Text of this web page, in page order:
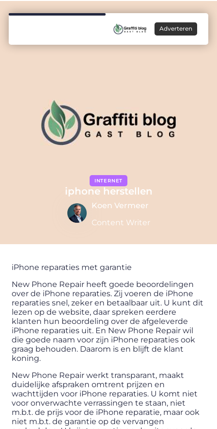
Adverteren
INTERNET
iphone herstellen
Koen Vermeer
Content Writer
iPhone reparaties met garantie
New Phone Repair heeft goede beoordelingen
over de iPhone reparaties. Zij voeren de iPhone
reparaties snel, zeker en betaalbaar uit. U kunt dit
lezen op de website, daar spreken eerdere
klanten hun beoordeling over de afgeleverde
iPhone reparaties uit. En New Phone Repair wil
die goede naam voor zijn iPhone reparaties ook
graag behouden. Daarom is en blijft de klant
koning.
New Phone Repair werkt transparant, maakt
duidelijke afspraken omtrent prijzen en
wachttijden voor iPhone reparaties. U komt niet
voor onverwachte verrassingen te staan, niet
m.b.t. de prijs voor de iPhone reparatie, maar ook
niet m.b.t. de garantie op de vervangen